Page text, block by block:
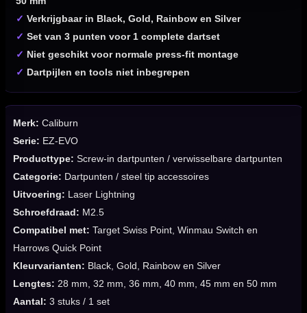
✓ Verkrijgbaar in Black, Gold, Rainbow en Silver
✓ Set van 3 punten voor 1 complete dartset
✓ Niet geschikt voor normale press-fit montage
✓ Dartpijlen en tools niet inbegrepen
Merk: Caliburn
Serie: EZ-EVO
Producttype: Screw-in dartpunten / verwisselbare dartpunten
Categorie: Dartpunten / steel tip accessoires
Uitvoering: Laser Lightning
Schroefdraad: M2.5
Compatibel met: Target Swiss Point, Winmau Switch en
Harrows Quick Point
Kleurvarianten: Black, Gold, Rainbow en Silver
Lengtes: 28 mm, 32 mm, 36 mm, 40 mm, 45 mm en 50 mm
Aantal: 3 stuks / 1 set